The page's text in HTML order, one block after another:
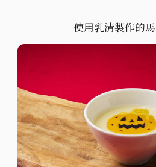
使用乳清製作的